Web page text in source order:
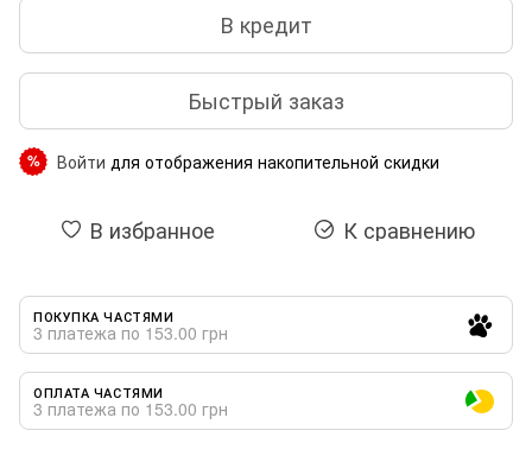
В кредит
Быстрый заказ
% Войти для отображения накопительной скидки
В избранное К сравнению
ПОКУПКА ЧАСТЯМИ
3 платежа по 153.00 грн
ОПЛАТА ЧАСТЯМИ
3 платежа по 153.00 грн